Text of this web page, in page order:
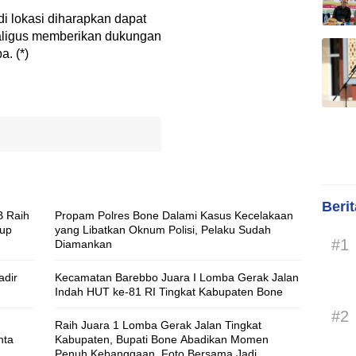
lokasi diharapkan dapat
memberikan dukungan
(*)
Raih
Propam Polres Bone Dalami Kasus Kecelakaan
yang Libatkan Oknum Polisi, Pelaku Sudah
Diamankan
Kecamatan Barebbo Juara I Lomba Gerak Jalan
Indah HUT ke-81 RI Tingkat Kabupaten Bone
Raih Juara 1 Lomba Gerak Jalan Tingkat
Kabupaten, Bupati Bone Abadikan Momen
#1
#2